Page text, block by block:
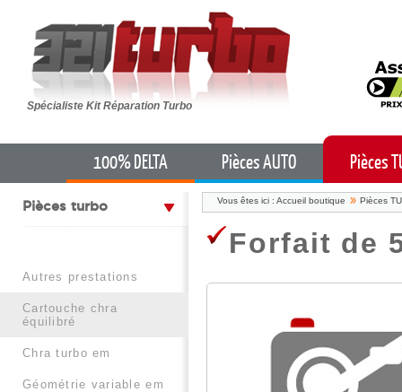
Spécialiste Kit Réparation Turbo
100% DELTA Pièces AUTO Pièces
Vous êtes ici : Accueil boutique Pièces
Forfait de
pièces turbo
autres prestations
cartouche chra
équilibré
chra turbo em
géométrie variable em